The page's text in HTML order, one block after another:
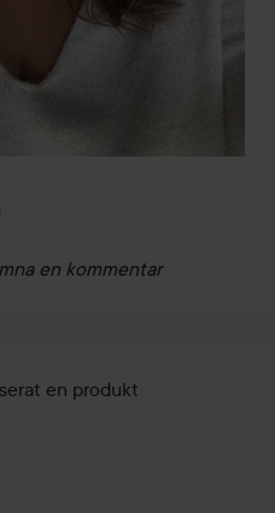
en kommentar
en produkt
år